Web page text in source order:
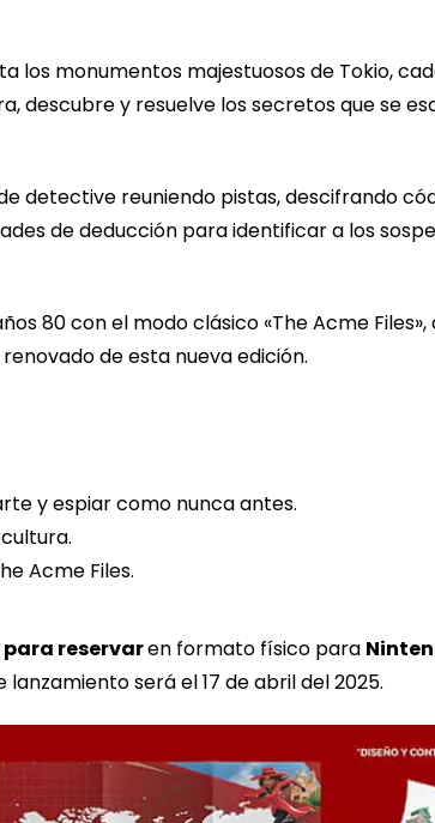
los monumentos majestuosos de Tokio,
descubre y resuelve los secretos que se
detective reuniendo pistas, descifrando
de deducción para identificar a los
80 con el modo clásico «The Acme Files»,
de esta nueva edición.
y espiar como nunca antes.
Acme Files.
reservaren formato físico para
será el 17 de abril del 2025.